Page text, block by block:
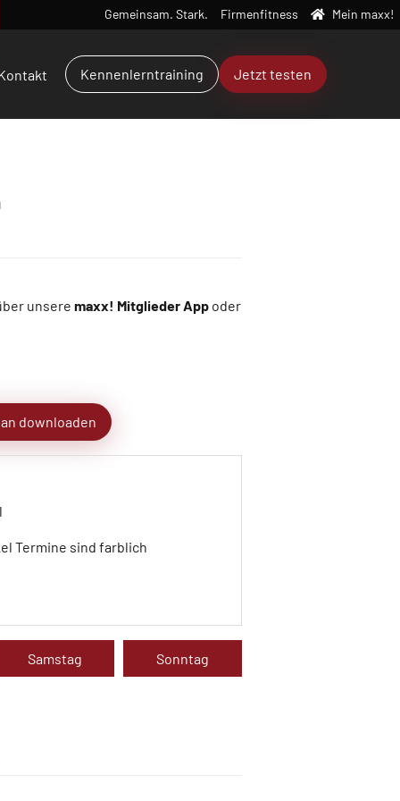
Gemeinsam. Stark. Firmenfitness Mein maxx!
Kennenlerntraining Jetzt testen
unsere maxx! Mitglieder Appoder
downloaden
Termine sind farblich
Samstag Sonntag